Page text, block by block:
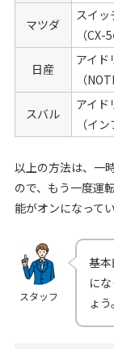
マツダ
スイッ
（CX-
日産
アイド
（
スバル
アイド
（イ
以上の方法は、一
ので、もう一度運
能がオンになって
スタッフ
基
に
ょう。